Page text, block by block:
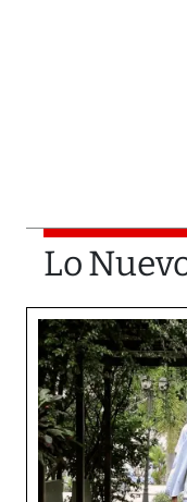
Lo